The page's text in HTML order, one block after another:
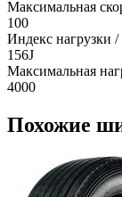
Максимальная
100
Индекс нагрузки
156J
Максимальная
4000
Похожие